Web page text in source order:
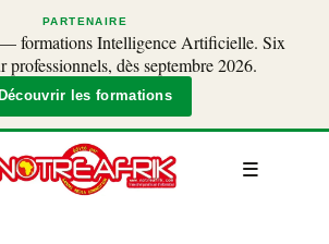
PARTENAIRE
formations Intelligence Artificielle. Six
professionnels, dès septembre 2026.
Découvrir les formations